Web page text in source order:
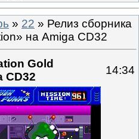
» 22 » Релиз сборника
на Amiga CD32
Gold
CD32
14:34